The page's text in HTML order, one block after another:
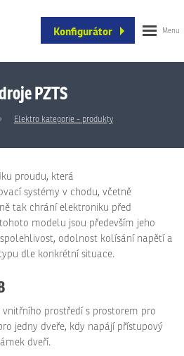
Konfigurátor
PZTS
Elektro kategorie - produkty
proudu, která
systémy v chodu, včetně
tak chrání elektroniku před
modelu jsou především jeho
odolnost kolísání napětí a
dle konkrétní situace.
prostředí s prostorem pro
jedny dveře, kdy napájí přístupový
dveří.